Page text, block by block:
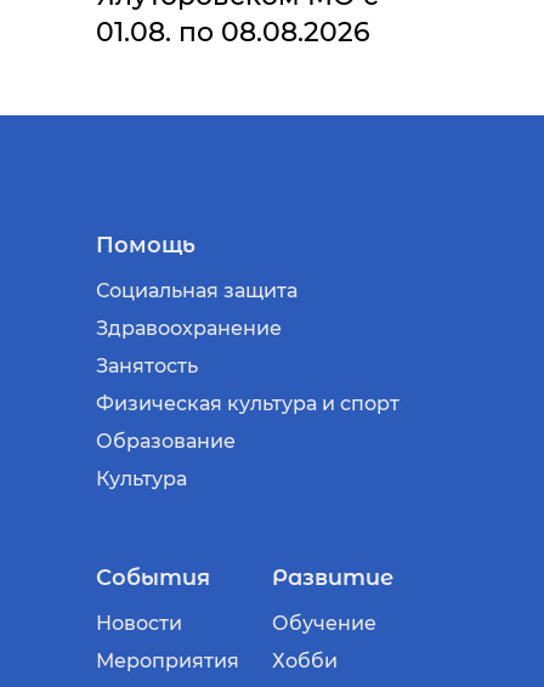
01.08. по 08.08.2026
Помощь
Социальная защита
Здравоохранение
Занятость
Физическая культура и спорт
Образование
Культура
События
Новости
Мероприятия
Развитие
Обучение
Хобби